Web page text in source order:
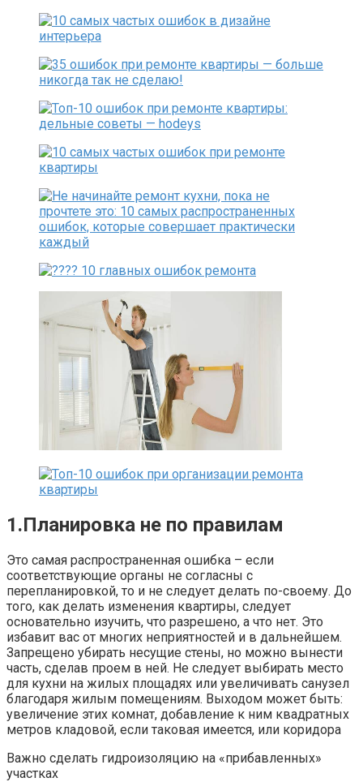
1.Планировка не по правилам
Это самая распространенная ошибка – если
соответствующие органы не согласны с
перепланировкой, то и не следует делать по-своему. До
того, как делать изменения квартиры, следует
основательно изучить, что разрешено, а что нет. Это
избавит вас от многих неприятностей и в дальнейшем.
Запрещено убирать несущие стены, но можно вынести
часть, сделав проем в ней. Не следует выбирать место
для кухни на жилых площадях или увеличивать санузел
благодаря жилым помещениям. Выходом может быть:
увеличение этих комнат, добавление к ним квадратных
метров кладовой, если таковая имеется, или коридора
Важно сделать гидроизоляцию на «прибавленных»
участках